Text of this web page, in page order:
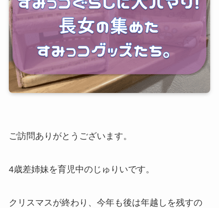
ご訪問ありがとうございます。
4歳差姉妹を育児中のじゅりいです。
クリスマスが終わり、今年も後は年越しを残すの